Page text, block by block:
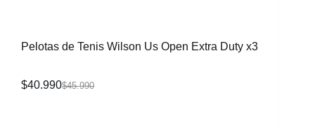
Pelotas de Tenis Wilson Us Open Extra Duty x3
$45.990
$40.990